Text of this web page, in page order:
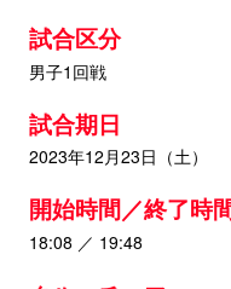
試合区分
男子1回戦
試合期日
2023年12月23日（土）
開始時間／終了時
18:08 ／ 19:48